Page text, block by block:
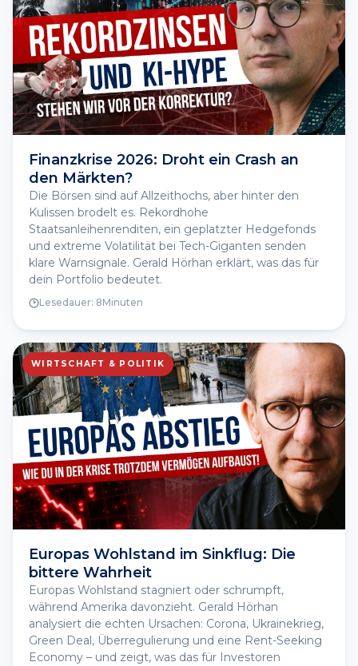
Finanzkrise 2026: Droht ein Crash an
den Märkten?
Die Börsen sind auf Allzeithochs, aber hinter den
Kulissen brodelt es. Rekordhohe
Staatsanleihenrenditen, ein geplatzter Hedgefonds
und extreme Volatilität bei Tech-Giganten senden
klare Warnsignale. Gerald Hörhan erklärt, was das für
dein Portfolio bedeutet.
Lesedauer: 8Minuten
WIRTSCHAFT & POLITIK
Europas Wohlstand im Sinkflug: Die
bittere Wahrheit
Europas Wohlstand stagniert oder schrumpft,
während Amerika davonzieht. Gerald Hörhan
analysiert die echten Ursachen: Corona, Ukrainekrieg,
Green Deal, Überregulierung und eine Rent-Seeking
Economy – und zeigt, was das für Investoren